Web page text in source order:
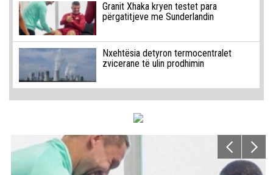
Granit Xhaka kryen testet para
përgatitjeve me Sunderlandin
Nxehtësia detyron termocentralet
zvicerane të ulin prodhimin